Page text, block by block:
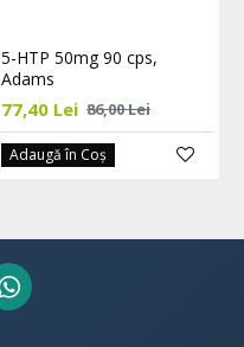
5-HTP 50mg 90 cps,
Adams
77,40 Lei 86,00 Lei
Adaugă în Coş